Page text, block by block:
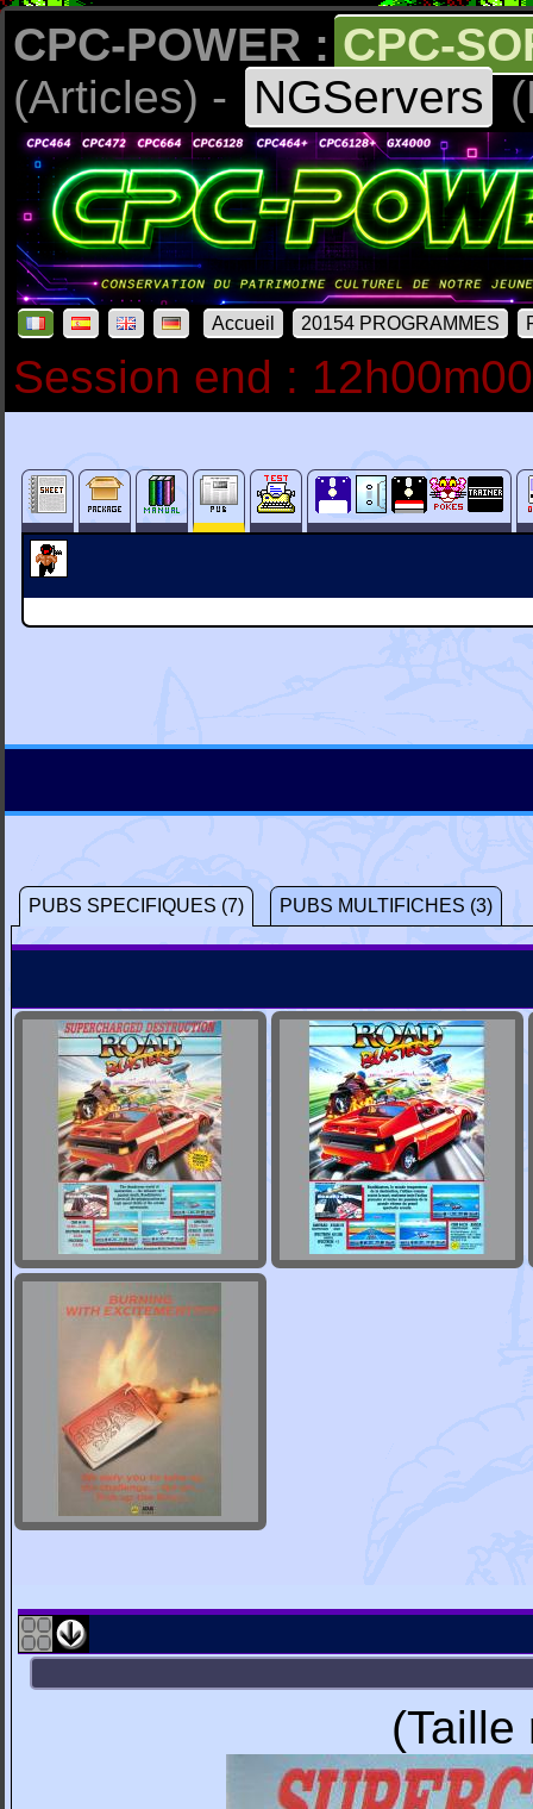
CPC-POWER : CPC-
(Articles) -
NGServers
Accueil 20154 PROGRAMMES
Session end :
PUBS SPECIFIQUES (7) PUBS MULTIFICHES (3)
(Taille